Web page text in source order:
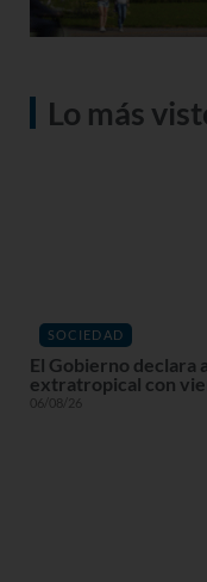
Lo más
SOCIEDAD
El Gobierno declara
extratropical con
06/08/26